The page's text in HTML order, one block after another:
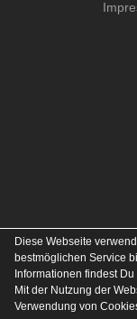
Diese Webseite
bestmöglichen Service
Informationen findest Du
Mit der Nutzung der
Verwendung von